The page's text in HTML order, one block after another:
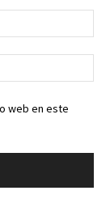
web en este